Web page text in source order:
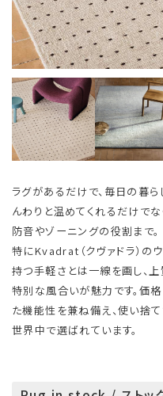
ラグがあるだけで、毎日の暮ら
んわりと温めてくれるだけでな
防音やゾーニングの役割まで。
特にKvadrat（クヴァドラ）の
持つ手軽さとは一線を画し、
特別な風合いが魅力です。価
た機能性を兼ね備え、使い捨
世界中で選ばれています。